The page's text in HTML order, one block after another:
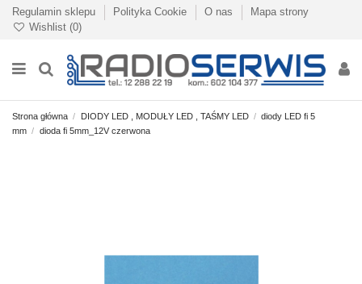
Regulamin sklepu Polityka Cookie O nas
Mapa strony
Wishlist (0)
Strona główna DIODY LED , MODUŁY LED , TAŚMY LED
diody LED fi 5
mm
dioda fi 5mm_12V czerwona